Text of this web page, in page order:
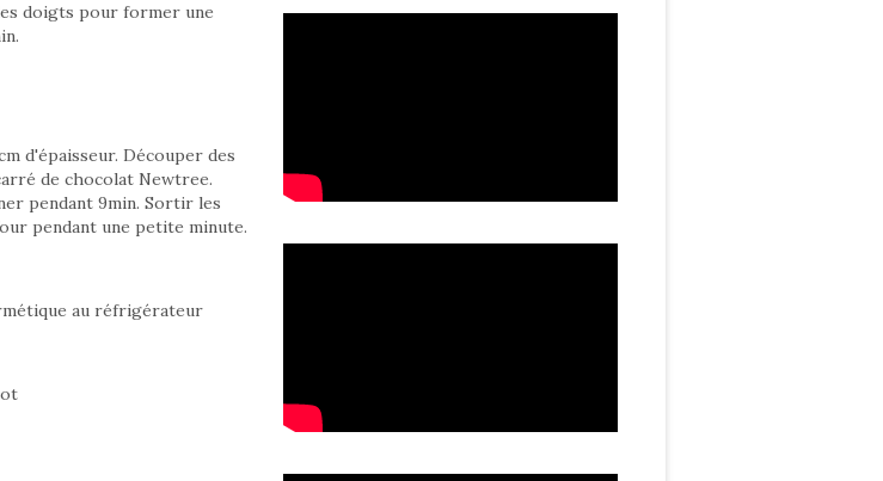
doigts pour former une
d'épaisseur. Découper des
de chocolat Newtree.
pendant 9min. Sortir les
pendant une petite minute.
au réfrigérateur